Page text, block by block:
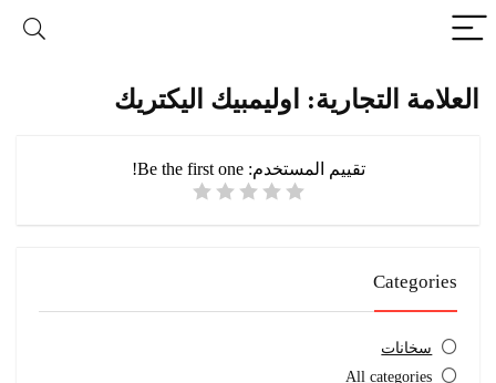
العلامة التجارية: اوليمبيك اليكتريك
تقييم المستخدم:Be the first one!
Categories
سخانات
All categories